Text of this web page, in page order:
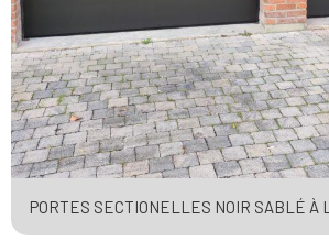
PORTES SECTIONELLES NOIR SABLÉ À